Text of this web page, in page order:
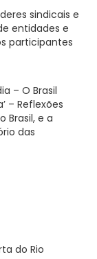
sindicais e
entidades e
participantes
– O Brasil
– Reflexões
Brasil, e a
das
do Rio